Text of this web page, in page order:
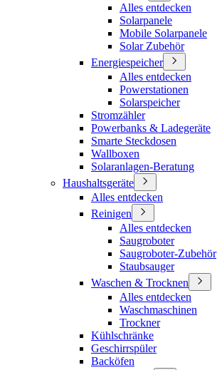
Alles entdecken
Solarpanele
Mobile Solarpanele
Solar Zubehör
Energiespeicher
Alles entdecken
Powerstationen
Solarspeicher
Stromzähler
Powerbanks & Ladegeräte
Smarte Steckdosen
Wallboxen
Solaranlagen-Beratung
Haushaltsgeräte
Alles entdecken
Reinigen
Alles entdecken
Saugroboter
Saugroboter-Zubehör
Staubsauger
Waschen & Trocknen
Alles entdecken
Waschmaschinen
Trockner
Kühlschränke
Geschirrspüler
Backöfen